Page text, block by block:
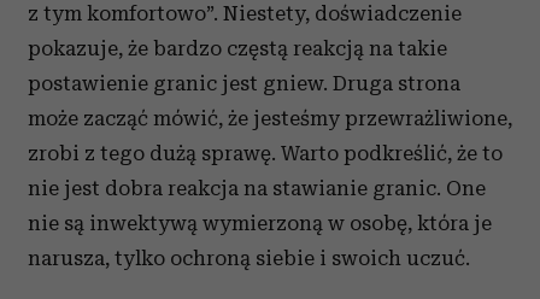
z tym komfortowo”. Niestety, doświadczenie
pokazuje, że bardzo częstą reakcją na takie
postawienie granic jest gniew. Druga strona
może zacząć mówić, że jesteśmy przewrażliwione,
zrobi z tego dużą sprawę. Warto podkreślić, że to
nie jest dobra reakcja na stawianie granic. One
nie są inwektywą wymierzoną w osobę, która je
narusza, tylko ochroną siebie i swoich uczuć.